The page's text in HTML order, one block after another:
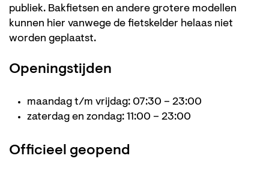
publiek. Bakfietsen en andere grotere modellen
kunnen hier vanwege de fietskelder helaas niet
worden geplaatst.
Openingstijden
maandag t/m vrijdag: 07:30 – 23:00
zaterdag en zondag: 11:00 – 23:00
Officieel geopend
Inzoomen